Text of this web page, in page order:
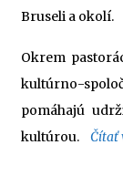
Bruseli a okolí.
Okrem
kultúrno-
pomáhajú
kultúrou. Čítať